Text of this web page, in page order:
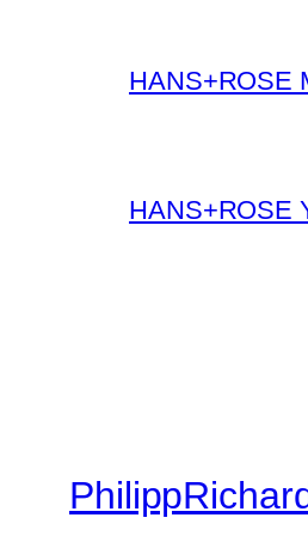
HANS+ROSE
HANS+ROSE